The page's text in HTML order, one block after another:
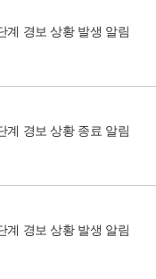
계 경보 상황 발생 알림
계 경보 상황 종료 알림
계 경보 상황 발생 알림